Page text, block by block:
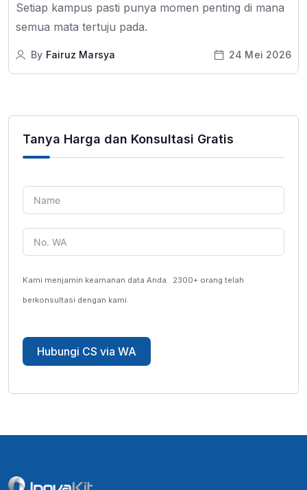
Setiap kampus pasti punya momen penting di mana
semua mata tertuju pada.
By Fairuz Marsya 24 Mei 2026
Tanya Harga dan Konsultasi Gratis
Kami menjamin keamanan data Anda. 2300+ orang telah
berkonsultasi dengan kami.
Hubungi CS via WA